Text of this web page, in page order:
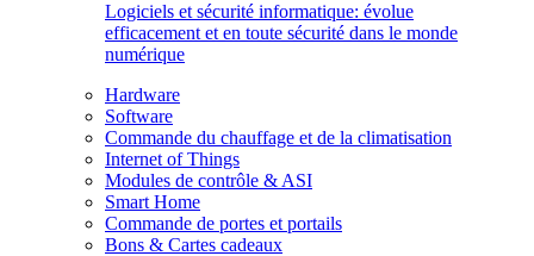
Logiciels et sécurité informatique: évolue
efficacement et en toute sécurité dans le monde
numérique
Hardware
Software
Commande du chauffage et de la climatisation
Internet of Things
Modules de contrôle & ASI
Smart Home
Commande de portes et portails
Bons & Cartes cadeaux